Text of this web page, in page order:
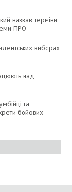
назвав терміни
ПРО
виборах
над
та
бойових